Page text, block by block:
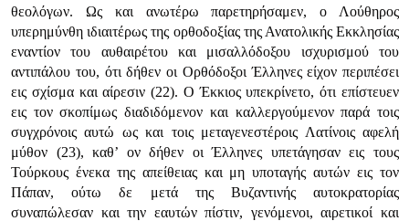
θεολόγων. Ως και ανωτέρω παρετηρήσαμεν, ο Λούθηρος
υπερημύνθη ιδιαιτέρως της ορθοδοξίας της Ανατολικής Εκκλησίας
εναντίον του αυθαιρέτου και μισαλλόδοξου ισχυρισμού του
αντιπάλου του, ότι δήθεν οι Ορθόδοξοι Έλληνες είχον περιπέσει
εις σχίσμα και αίρεσιν (22). Ο Έκκιος υπεκρίνετο, ότι επίστευεν
εις τον σκοπίμως διαδιδόμενον και καλλεργούμενον παρά τοις
συγχρόνοις αυτώ ως και τοις μεταγενεστέροις Λατίνοις αφελή
μύθον (23), καθ’ ον δήθεν οι Έλληνες υπετάγησαν εις τους
Τούρκους ένεκα της απείθειας και μη υποταγής αυτών εις τον
Πάπαν, ούτω δε μετά της Βυζαντινής αυτοκρατορίας
συναπώλεσαν και την εαυτών πίστιν, γενόμενοι, αιρετικοί και